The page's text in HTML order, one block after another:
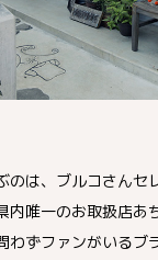
のは、ブルコさんセ
内唯一のお取扱店あ
わずファンがいるブ